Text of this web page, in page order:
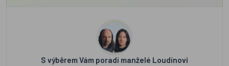
S výběrem Vám poradí manželé Loudínovi